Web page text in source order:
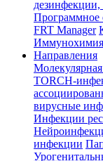
дезинфекции,
Программное
FRT Manager
Иммунохимия
Направления
TORCH-
вирусные
Инфекции
инфекции